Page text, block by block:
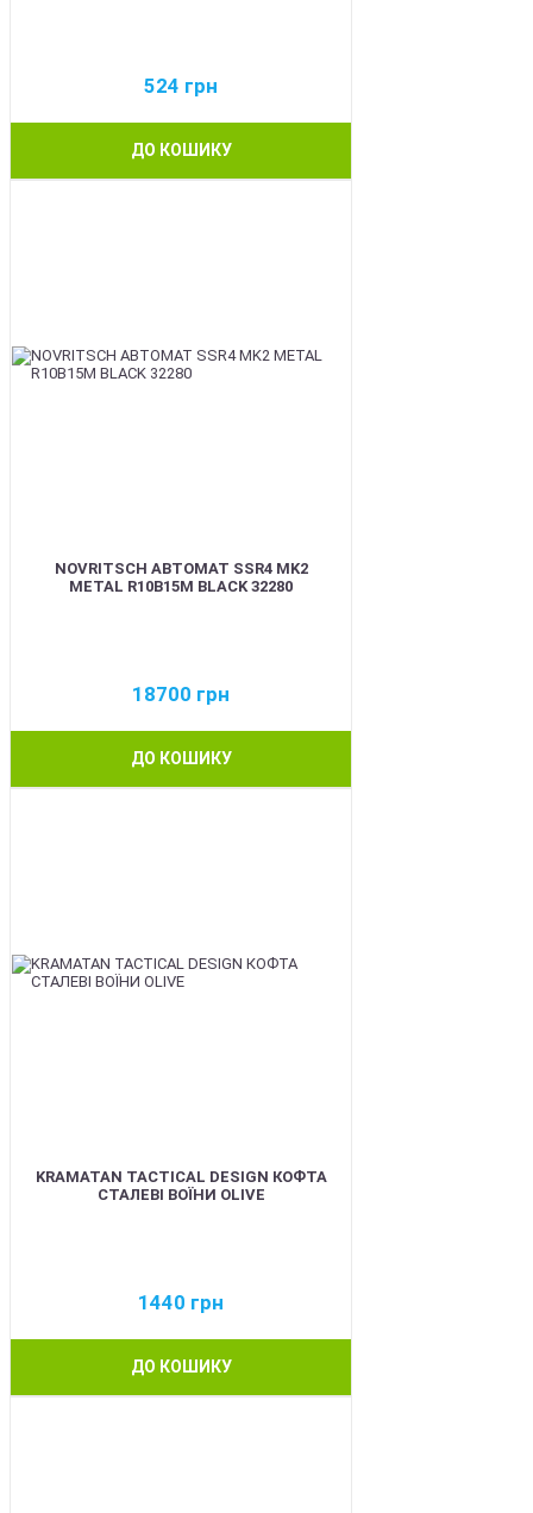
524 грн
ДО КОШИКУ
NOVRITSCH АВТОМАТ SSR4 MK2
METAL R10B15M BLACK 32280
18700 грн
ДО КОШИКУ
KRAMATAN TACTICAL DESIGN КОФТА
СТАЛЕВІ ВОЇНИ OLIVE
1440 грн
ДО КОШИКУ